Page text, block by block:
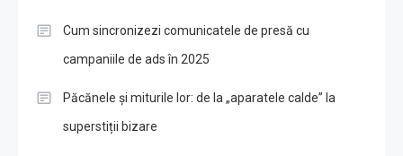
Cum sincronizezi comunicatele de presă cu
campaniile de ads în 2025
Păcănele și miturile lor: de la „aparatele calde” la
superstiții bizare